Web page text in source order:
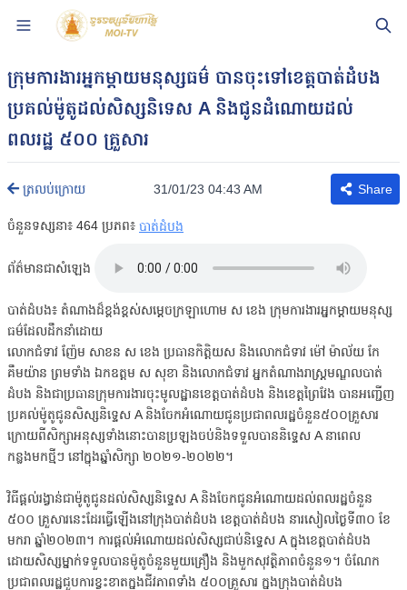
ក្រុមការងារអ្នកម្ដាយមនុស្សធម៌ បានចុះទៅខេត្តបាត់ដំបង
ប្រគល់ម៉ូតូដល់សិស្សនិទេស A និងជូនដំណោយដល់
ពលរដ្ឋ ៥០០ គ្រួសារ
ត្រលប់ក្រោយ 31/01/23 04:43 AM Share
ចំនួនទស្សនា៖ 464 ប្រភព៖ បាត់ដំបង
ព័ត៌មានជាសំឡេង
បាត់ដំបង៖ តំណាងដ៏ខ្ពង់ខ្ពស់សម្តេចក្រឡាហោម ស ខេង ក្រុមការងារអ្នកម្ដាយមនុស្ស
ធម៌ដែលដឹកនាំដោយ
លោកជំទាវ ញ៉ែម សាខន ស ខេង ប្រធានកិត្តិយស និងលោកជំទាវ ម៉ៅ ម៉ាល័យ កែ
គឹមយ៉ាន ព្រមទាំង ឯកឧត្តម ស សុខា និងលោកជំទាវ អ្នកតំណាងរាស្ត្រមណ្ឌលបាត់
ដំបង និងជាប្រធានក្រុមការងារចុះមូលដ្ឋានខេត្តបាត់ដំបង និងខេត្តព្រៃវែង បានអញ្ជើញ
ប្រគល់ម៉ូតូជូនសិស្សនិទ្ទេស A និងចែកអំណោយជូនប្រជាពលរដ្ឋចំនួន៥០០គ្រួសារ
ក្រោយពីសិក្សាអនុស្សទាំងនោះបានប្រឡងចប់និងទទួលបាននិទ្ទេស A នាពេល
កន្លងមកថ្មីៗ នៅក្នុងឆ្នាំសិក្សា ២០២១-២០២២។
វិធីផ្ដល់រង្វាន់ជាម៉ូតូជូនដល់សិស្សនិទ្ទេស A និងចែកជូនអំណោយដល់ពលរដ្ឋចំនួន
៥០០ គ្រួសារនេះដែរធ្វើឡើងនៅក្រុងបាត់ដំបង ខេត្តបាត់ដំបង នារសៀលថ្ងៃទី៣០ ខែ
មករា ឆ្នាំ២០២៣។ ការផ្ដល់អំណោយដល់សិស្សជាប់និទ្ទេស A ក្នុងខេត្តបាត់ដំបង
ដោយសិស្សម្នាក់ទទួលបានម៉ូតូចំនួនមួយគ្រឿង និងមួកសុវត្ថិភាពចំនួន១។ ចំណែក
ប្រជាពលរដ្ឋជួបការខ្វះខាតក្នុងជីវភាពទាំង ៥០០គ្រួសារ ក្នុងក្រុងបាត់ដំបង